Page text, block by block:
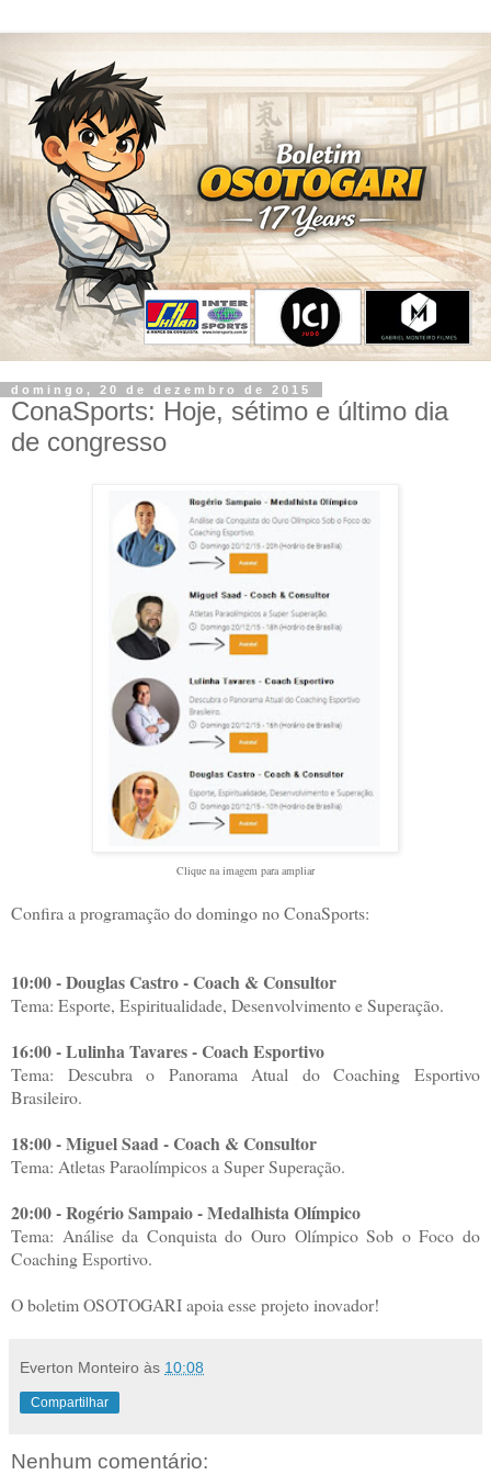
domingo, 20 de dezembro de 2015
ConaSports: Hoje, sétimo e último dia
de congresso
Clique na imagem para ampliar
Confira a programação do domingo no ConaSports:
10:00 - Douglas Castro - Coach & Consultor
Tema: Esporte, Espiritualidade, Desenvolvimento e Superação.
16:00 - Lulinha Tavares - Coach Esportivo
Tema: Descubra o Panorama Atual do Coaching Esportivo
Brasileiro.
18:00 - Miguel Saad - Coach & Consultor
Tema: Atletas Paraolímpicos a Super Superação.
20:00 - Rogério Sampaio - Medalhista Olímpico
Tema: Análise da Conquista do Ouro Olímpico Sob o Foco do
Coaching Esportivo.
O boletim OSOTOGARI apoia esse projeto inovador!
Everton Monteiro às 10:08
Compartilhar
Nenhum comentário: